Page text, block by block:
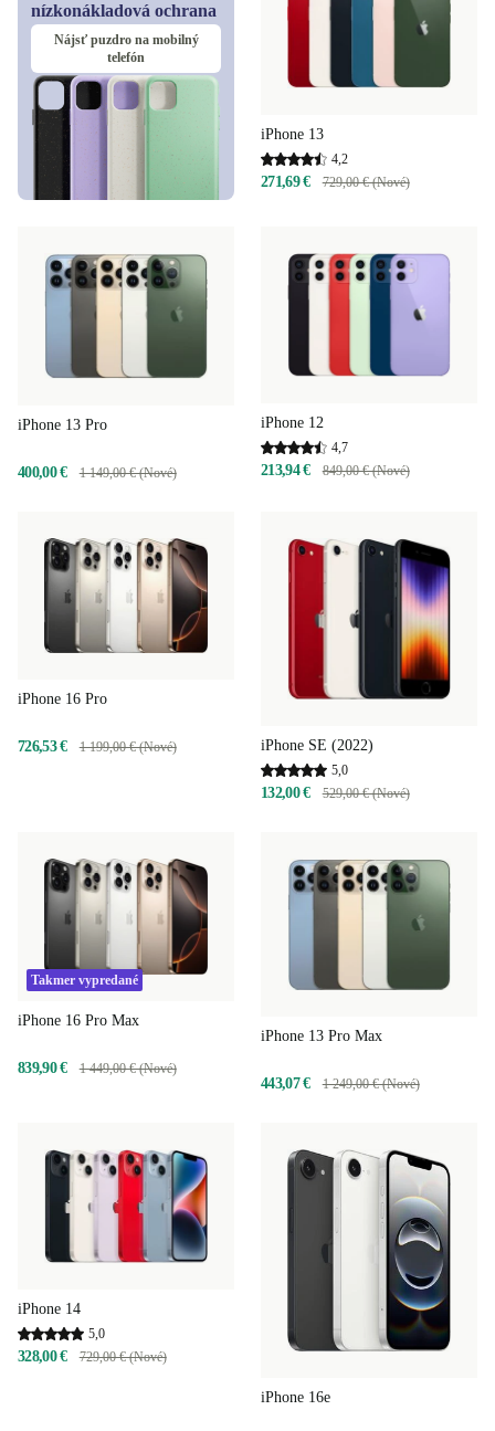
nízkonákladová ochrana
Nájsť puzdro na mobilný
telefón
iPhone 13
4,2
271,69 € 729,00 € (Nové)
iPhone 13 Pro
400,00 € 1 149,00 € (Nové)
iPhone 12
4,7
213,94 € 849,00 € (Nové)
iPhone 16 Pro
726,53 € 1 199,00 € (Nové) iPhone SE (2022)
5,0
132,00 € 529,00 € (Nové)
Takmer vypredané
iPhone 16 Pro Max
839,90 € 1 449,00 € (Nové)
iPhone 13 Pro Max
443,07 € 1 249,00 € (Nové)
iPhone 14
5,0
328,00 € 729,00 € (Nové)
iPhone 16e